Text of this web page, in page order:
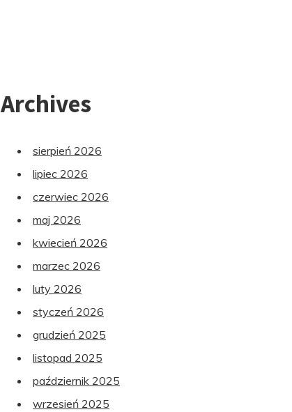
Archives
sierpień 2026
lipiec 2026
czerwiec 2026
maj 2026
kwiecień 2026
marzec 2026
luty 2026
styczeń 2026
grudzień 2025
listopad 2025
październik 2025
wrzesień 2025